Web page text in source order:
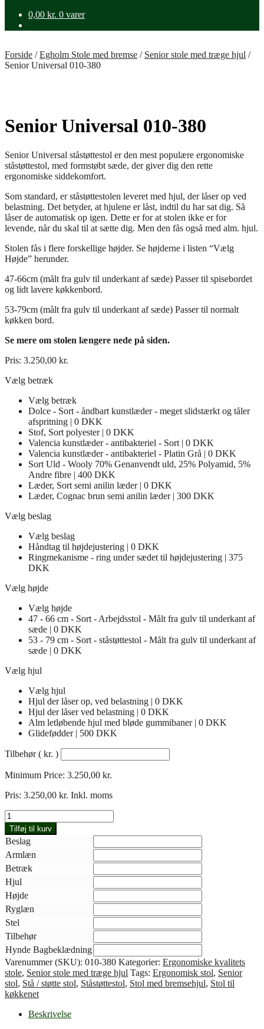
0,00 kr. 0 varer
Forside /Egholm Stole med bremse / Senior stole med træge hjul /
Senior Universal 010-380
Senior Universal 010-380
Senior Universal ståstøttestol er den mest populære ergonomiske
ståstøttestol, med formstøbt sæde, der giver dig den rette
ergonomiske siddekomfort.
Som standard, er ståstøttestolen leveret med hjul, der låser op ved
belastning. Det betyder, at hjulene er låst, indtil du har sat dig. Så
låser de automatisk op igen. Dette er for at stolen ikke er for
levende, når du skal til at sætte dig. Men den fås også med alm. hjul.
Stolen fås i flere forskellige højder. Se højderne i listen “Vælg
Højde” herunder.
47-66cm (målt fra gulv til underkant af sæde) Passer til spisebordet
og lidt lavere køkkenbord.
53-79cm (målt fra gulv til underkant af sæde) Passer til normalt
køkken bord.
Se mere om stolen længere nede på siden.
Pris: 3.250,00 kr.
Vælg betræk
Vælg betræk
Dolce - Sort - åndbart kunstlæder - meget slidstærkt og tåler
afspritning | 0 DKK
Stof, Sort polyester | 0 DKK
Valencia kunstlæder - antibakteriel - Sort | 0 DKK
Valencia kunstlæder - antibakteriel - Platin Grå | 0 DKK
Sort Uld - Wooly 70% Genanvendt uld, 25% Polyamid, 5%
Andre fibre | 400 DKK
Læder, Sort semi anilin læder | 0 DKK
Læder, Cognac brun semi anilin læder | 300 DKK
Vælg beslag
Vælg beslag
Håndtag til højdejustering | 0 DKK
Ringmekanisme - ring under sædet til højdejustering | 375
DKK
Vælg højde
Vælg højde
47 - 66 cm - Sort - Arbejdsstol - Målt fra gulv til underkant af
sæde | 0 DKK
53 - 79 cm - Sort - ståstøttestol - Målt fra gulv til underkant af
sæde | 0 DKK
Vælg hjul
Vælg hjul
Hjul der låser op, ved belastning | 0 DKK
Hjul der låser ved belastning | 0 DKK
Alm letløbende hjul med bløde gummibaner | 0 DKK
Glidefødder | 500 DKK
Tilbehør( kr. )
Minimum Price: 3.250,00 kr.
Pris: 3.250,00 kr. Inkl. moms
Senior
Universal
010-
380
antal
Tilføj til kurv
Beslag
Armlæn
Betræk
Hjul
Højde
Ryglæn
Stel
Tilbehør
Hynde Bagbeklædning
Varenummer (SKU): 010-380 Kategorier: Ergonomiske kvalitets
stole, Senior stole med træge hjul Tags: Ergonomisk stol, Senior
stol, Stå / støtte stol, Ståstøttestol, Stol med bremsehjul, Stol til
køkkenet
Beskrivelse